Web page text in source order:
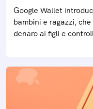
Google Wallet
bambini e ragazzi,
denaro ai figli e